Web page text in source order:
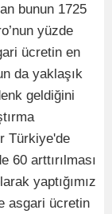
bunun 1725
yüzde
ücretin en
da yaklaşık
geldiğini
Türkiye'de
arttırılması
yaptığımız
asgari ücretin